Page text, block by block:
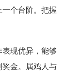
个台阶。把握
现优异，能够
金。属鸡人与